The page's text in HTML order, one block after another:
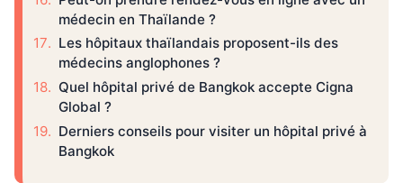
médecin en Thaïlande ?
Les hôpitaux thaïlandais proposent-ils des
médecins anglophones ?
Quel hôpital privé de Bangkok accepte Cigna
Global ?
Derniers conseils pour visiter un hôpital privé à
Bangkok